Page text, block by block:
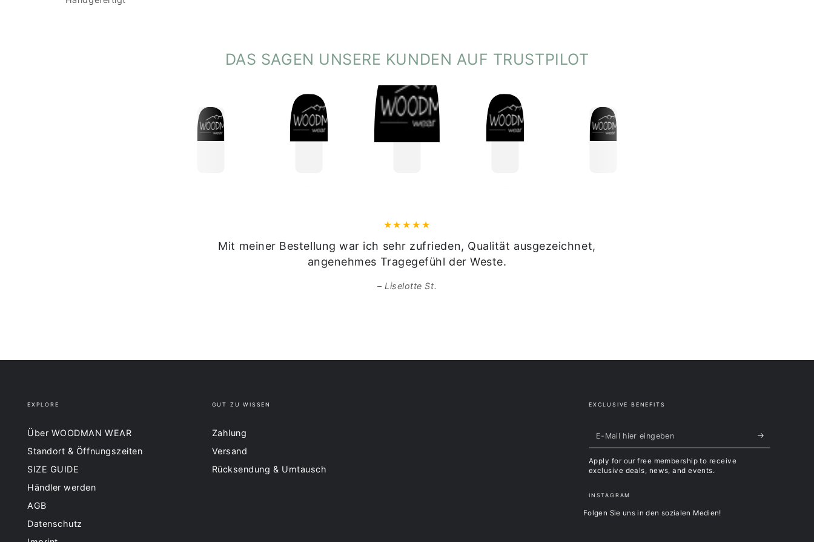
Warnhinweise:
DAS SAGEN UNSERE KUNDEN AUF TRUSTPILOT
Mit meiner Bestellung war ich sehr zufrieden, Qualität ausgezeichnet,
angenehmes Tragegefühl der Weste.
Liselotte St.
EXPLORE
Über WOODMAN WEAR
Standort & Öffnungszeiten
SIZE GUIDE
Händler werden
AGB
Datenschutz
GUT ZU WISSEN
Zahlung
Versand
Rücksendung & Umtausch
EXCLUSIVE BENEFITS
E-
Mail
hier
Apply for our free membership to receive
exclusive deals, news, and events.
INSTAGRAM
Folgen Sie uns in den sozialen Medien!